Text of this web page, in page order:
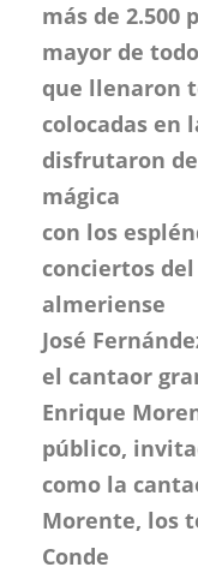
más de 2.500
mayor de
que llenaron
colocadas en
disfrutaron
mágica
con los
conciertos
almeriense
José
el cantaor
Enrique
público,
como la
Morente, los
Conde